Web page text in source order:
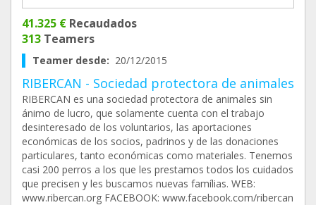
41.325 € Recaudados
313 Teamers
Teamer desde: 20/12/2015
RIBERCAN - Sociedad protectora de animales
RIBERCAN es una sociedad protectora de animales sin
ánimo de lucro, que solamente cuenta con el trabajo
desinteresado de los voluntarios, las aportaciones
económicas de los socios, padrinos y de las donaciones
particulares, tanto económicas como materiales. Tenemos
casi 200 perros a los que les prestamos todos los cuidados
que precisen y les buscamos nuevas famílias. WEB:
www.ribercan.org FACEBOOK: www.facebook.com/ribercan